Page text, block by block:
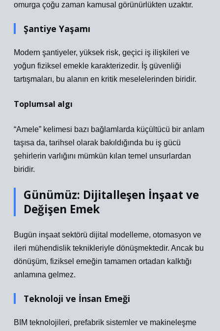
omurga çoğu zaman kamusal görünürlükten uzaktır.
Şantiye Yaşamı
Modern şantiyeler, yüksek risk, geçici iş ilişkileri ve
yoğun fiziksel emekle karakterizedir. İş güvenliği
tartışmaları, bu alanın en kritik meselelerinden biridir.
Toplumsal algı
“Amele” kelimesi bazı bağlamlarda küçültücü bir anlam
taşısa da, tarihsel olarak bakıldığında bu iş gücü
şehirlerin varlığını mümkün kılan temel unsurlardan
biridir.
Günümüz: Dijitalleşen İnşaat ve
Değişen Emek
Bugün inşaat sektörü dijital modelleme, otomasyon ve
ileri mühendislik teknikleriyle dönüşmektedir. Ancak bu
dönüşüm, fiziksel emeğin tamamen ortadan kalktığı
anlamına gelmez.
Teknoloji ve İnsan Emeği
BIM teknolojileri, prefabrik sistemler ve makineleşme